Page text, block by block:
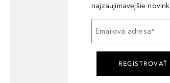
najzaujímavejšie
Emailová adresa*
REGISTROVAŤ